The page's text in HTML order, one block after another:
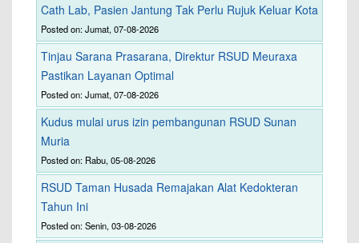
Cath Lab, Pasien Jantung Tak Perlu Rujuk Keluar Kota
Posted on: Jumat, 07-08-2026
Tinjau Sarana Prasarana, Direktur RSUD Meuraxa
Pastikan Layanan Optimal
Posted on: Jumat, 07-08-2026
Kudus mulai urus izin pembangunan RSUD Sunan
Muria
Posted on: Rabu, 05-08-2026
RSUD Taman Husada Remajakan Alat Kedokteran
Tahun Ini
Posted on: Senin, 03-08-2026